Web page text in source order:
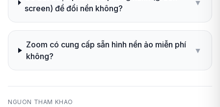
screen) để đổi nền không?
▼
Zoom có cung cấp sẵn hình nền ảo miễn phí
không?
▼
NGUON THAM KHAO